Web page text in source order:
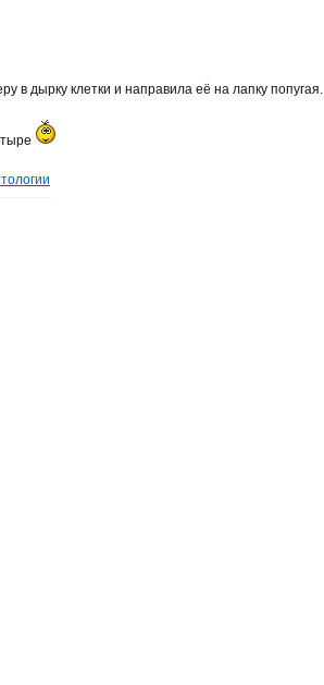
в дырку клетки и направила её на лапку попугая.